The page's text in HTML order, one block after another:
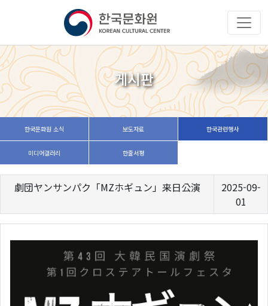
게시판
한국문화원 소식 보도자료 한국관련행사
미디어갤러리 한줄서평
劇団ヤンサンパク「MZホギュン」来日公演
2025-09-
01